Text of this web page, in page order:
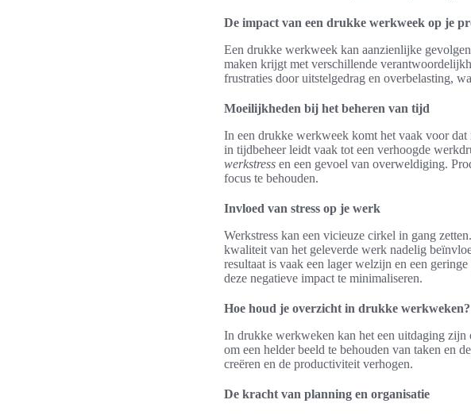
De impact van een drukke werkweek op je
Een drukke werkweek kan aanzienlijke
maken krijgt met verschillende
frustraties door uitstelgedrag en overbelasting,
Moeilijkheden bij het beheren van tijd
In een drukke werkweek komt het vaak voor
in tijdbeheer leidt vaak tot een verhoogde
werkstress en een gevoel van overweldiging.
focus te behouden.
Invloed van stress op je werk
Werkstress kan een vicieuze cirkel in gang
kwaliteit van het geleverde werk nadelig
resultaat is vaak een lager welzijn en een
deze negatieve impact te minimaliseren.
Hoe houd je overzicht in drukke werkweken?
In drukke werkweken kan het een uitdaging
om een helder beeld te behouden van taken en
creëren en de productiviteit verhogen.
De kracht van planning en organisatie